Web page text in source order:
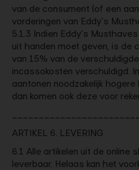
van de consument (of een
vorderingen van Eddy's
5.1.3 Indien Eddy's
uit handen moet geven, is de
van 15% van de
incassokosten verschuldigd.
aantonen noodzakelijk
dan komen ook deze voor
ARTIKEL 6. LEVERING
6.1 Alle artikelen uit de online
leverbaar. Helaas kan het